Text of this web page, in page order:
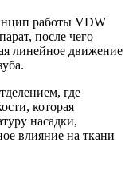
работы VDW
после чего
линейное движение
где
которая
насадки,
влияние на ткани